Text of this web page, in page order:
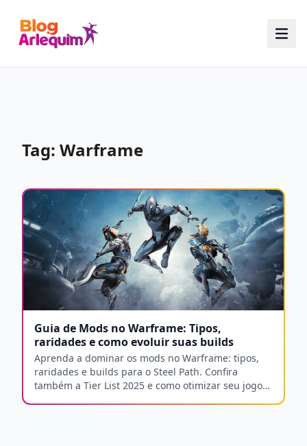
Tag: Warframe
Guia de Mods no Warframe: Tipos,
raridades e como evoluir suas builds
Aprenda a dominar os mods no Warframe: tipos,
raridades e builds para o Steel Path. Confira
também a Tier List 2025 e como otimizar seu jogo